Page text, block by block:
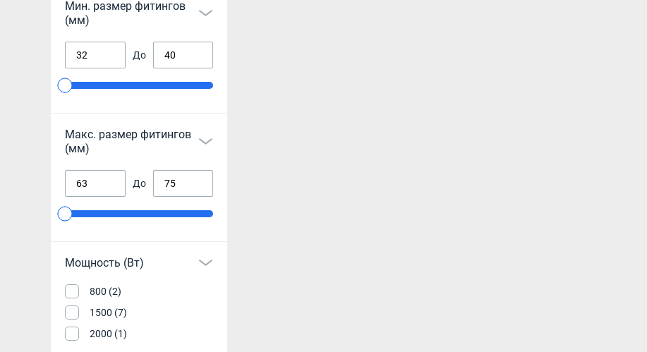
Мин. размер фитингов
(мм)
До
Макс. размер фитингов
(мм)
До
Мощность (Вт)
800 (2)
1500 (7)
2000 (1)